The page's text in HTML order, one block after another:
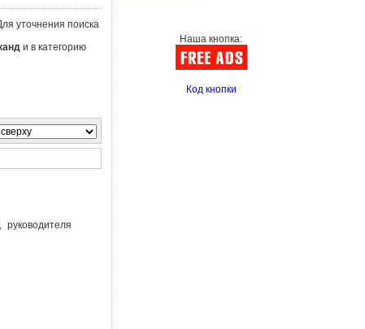
уточнения поиска
и в категорию
Наша кнопка:
Код кнопки